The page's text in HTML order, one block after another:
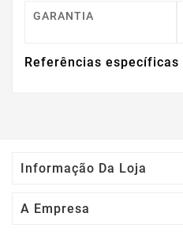
GARANTIA
Referências específicas
Informação Da Loja
A Empresa